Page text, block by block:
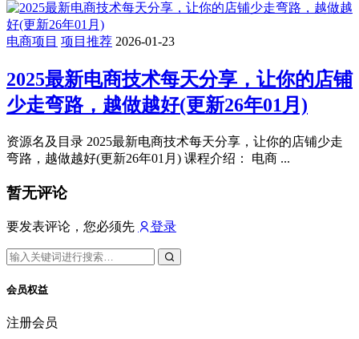
电商项目 项目推荐 2026-01-23
2025最新电商技术每天分享，让你的店铺
少走弯路，越做越好(更新26年01月)
资源名及目录 2025最新电商技术每天分享，让你的店铺少走
弯路，越做越好(更新26年01月) 课程介绍： 电商 ...
暂无评论
要发表评论，您必须先 登录
会员权益
注册会员